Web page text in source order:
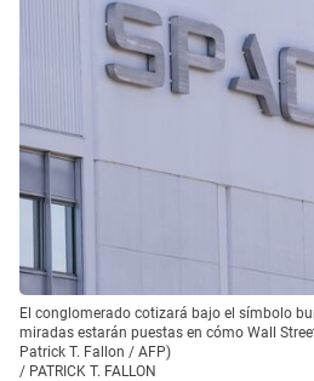
El conglomerado cotizará bajo el símbolo
miradas estarán puestas en cómo Wall
Patrick T. Fallon / AFP)
/ PATRICK T. FALLON